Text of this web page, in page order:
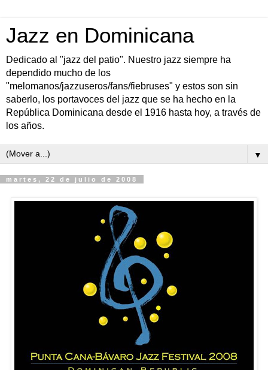
Jazz en Dominicana
Dedicado al "jazz del patio". Nuestro jazz siempre ha
dependido mucho de los
"melomanos/jazzuseros/fans/fiebruses" y estos son sin
saberlo, los portavoces del jazz que se ha hecho en la
República Dominicana desde el 1916 hasta hoy, a través de
los años.
▼
martes, 22 de julio de 2008